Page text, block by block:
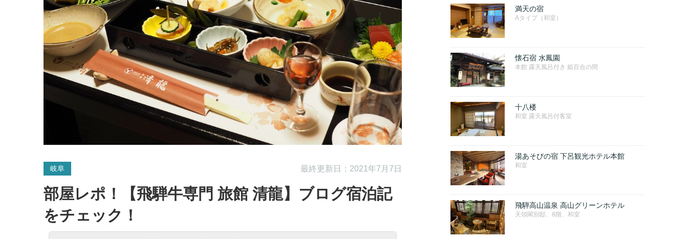
岐阜 最終更新日：2021年7月7日
部屋レポ！【飛騨牛専門 旅館 清龍】ブログ宿泊記
をチェック！
満天の宿
Aタイプ（和室）
懐石宿 水鳳園
本館 露天風呂付き 姫百合の間
十八楼
和室 露天風呂付客室
湯あそびの宿 下呂観光ホテル本館
和室
飛騨高山温泉 高山グリーンホテル
天領閣別邸、8階、和室